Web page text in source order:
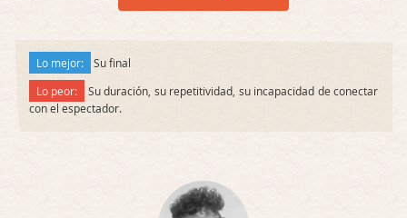
Lo mejor:
Su final
Lo peor:
Su duración, su repetitividad, su incapacidad de conectar
con el espectador.